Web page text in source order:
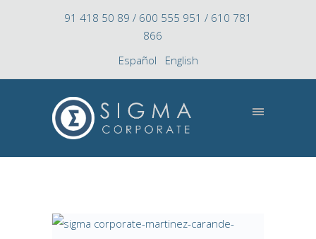
91 418 50 89 / 600 555 951 / 610 781
866
Español
English